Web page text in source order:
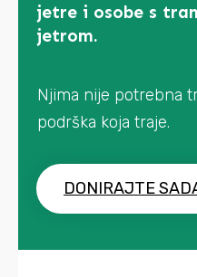
jetre i osobe s
jetrom.
Njima nije potrebna
podrška koja traje.
DONIRAJTE